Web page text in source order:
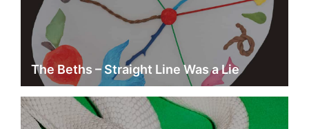
The Beths – Straight Line Was a Lie